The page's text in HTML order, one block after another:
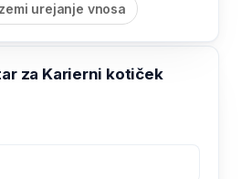
urejanje vnosa
za Karierni kotiček